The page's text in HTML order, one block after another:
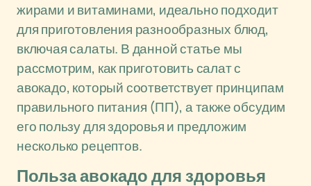
жирами и витаминами, идеально подходит
для приготовления разнообразных блюд,
включая салаты. В данной статье мы
рассмотрим, как приготовить салат с
авокадо, который соответствует принципам
правильного питания (ПП), а также обсудим
его пользу для здоровья и предложим
несколько рецептов.
Польза авокадо для здоровья